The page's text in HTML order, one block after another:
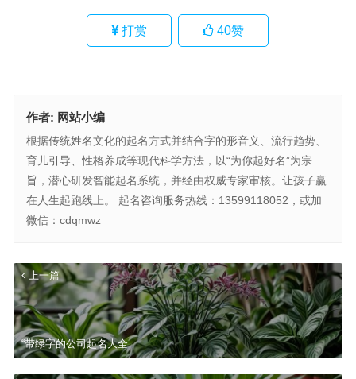
打赏 40赞
作者: 网站小编
根据传统姓名文化的起名方式并结合字的形音义、流行趋势、
育儿引导、性格养成等现代科学方法，以“为你起好名”为宗
旨，潜心研发智能起名系统，并经由权威专家审核。让孩子赢
在人生起跑线上。 起名咨询服务热线：13599118052，或加
微信：cdqmwz
上一篇
“带绿字的公司起名大全